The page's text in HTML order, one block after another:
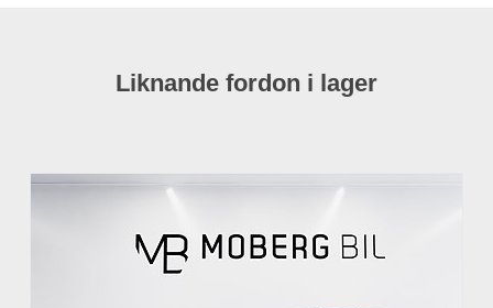
Liknande fordon i lager